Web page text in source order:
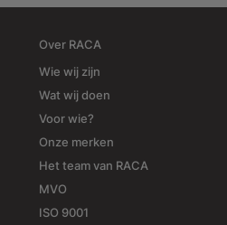
Over RACA
Wie wij zijn
Wat wij doen
Voor wie?
Onze merken
Het team van RACA
MVO
ISO 9001